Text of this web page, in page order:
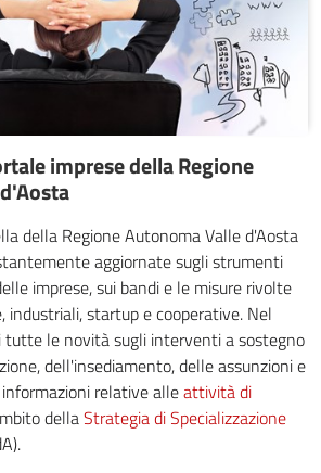
imprese della Regione
della Regione Autonoma Valle d'Aosta
aggiornate sugli strumenti
imprese, sui bandi e le misure rivolte
industriali, startup e cooperative. Nel
tutte le novità sugli interventi a sostegno
dell'insediamento, delle assunzioni e
relative alleattività di
dellaStrategia di Specializzazione